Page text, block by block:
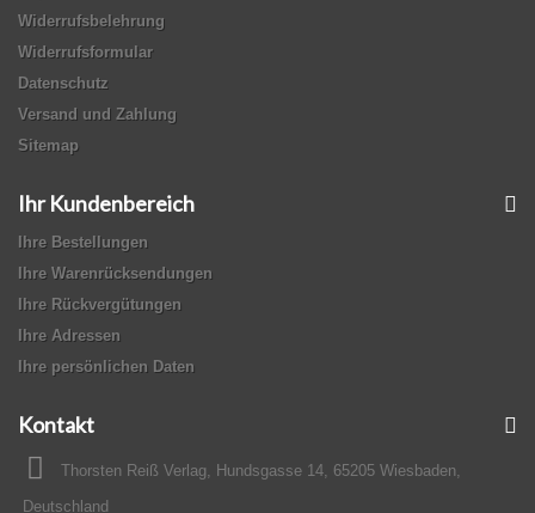
Widerrufsbelehrung
Widerrufsformular
Datenschutz
Versand und Zahlung
Sitemap
Ihr Kundenbereich
Ihre Bestellungen
Ihre Warenrücksendungen
Ihre Rückvergütungen
Ihre Adressen
Ihre persönlichen Daten
Kontakt
Thorsten Reiß Verlag, Hundsgasse 14, 65205 Wiesbaden,
Deutschland